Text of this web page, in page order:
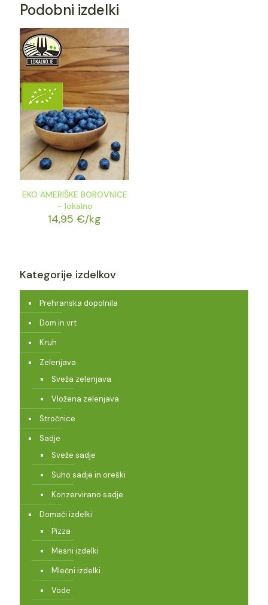
Podobni izdelki
EKO AMERIŠKE BOROVNICE
– lokalno
14,95€/kg
Kategorije izdelkov
Prehranska dopolnila
Dom in vrt
Kruh
Zelenjava
Sveža zelenjava
Vložena zelenjava
Stročnice
Sadje
Sveže sadje
Suho sadje in oreški
Konzervirano sadje
Domači izdelki
Pizza
Mesni izdelki
Mlečni izdelki
Vode